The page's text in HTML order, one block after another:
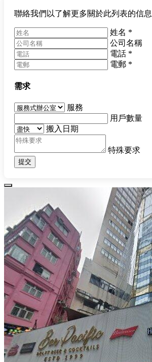
聯絡我們以了解更多關於此列表的信息
姓名 *
公司名稱
電話 *
電郵 *
需求
服務
用戶數量
搬入日期
特殊要求
提交